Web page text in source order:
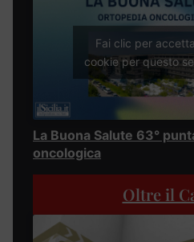
Fai clic per
cookie per questo
La Buona Salute 63°
oncologica
Oltre il